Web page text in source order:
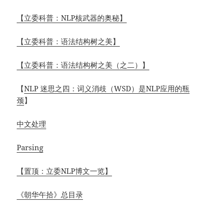
【立委科普：NLP核武器的奥秘】
【立委科普：语法结构树之美】
【立委科普：语法结构树之美（之二）】
【NLP 迷思之四：词义消歧（WSD）是NLP应用的瓶
颈】
中文处理
Parsing
【置顶：立委NLP博文一览】
《朝华午拾》总目录